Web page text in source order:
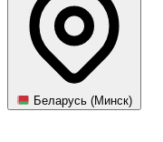
Беларусь (Минск)